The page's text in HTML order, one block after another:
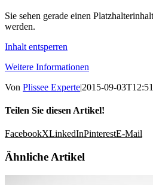
Sie sehen gerade einen
werden.
Inhalt entsperren
Weitere Informationen
Von Plissee Experte|2015-09-
Teilen Sie diesen Artikel!
FacebookXLinkedInPinterestE-Mail
Ähnliche Artikel